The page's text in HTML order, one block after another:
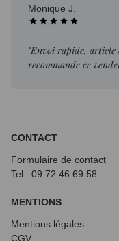
Monique J.
"Envoi rapide,
recommande ce
CONTACT
Formulaire de contact
Tel : 09 72 46 69 58
MENTIONS
Mentions légales
CGV